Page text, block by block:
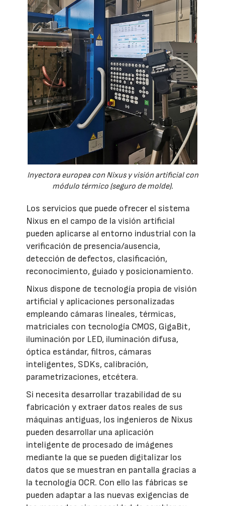
Inyectora europea con Nixus y visión artificial con
módulo térmico (seguro de molde).
Los servicios que puede ofrecer el sistema
Nixus en el campo de la visión artificial
pueden aplicarse al entorno industrial con la
verificación de presencia/ausencia,
detección de defectos, clasificación,
reconocimiento, guiado y posicionamiento.
Nixus dispone de tecnología propia de visión
artificial y aplicaciones personalizadas
empleando cámaras lineales, térmicas,
matriciales con tecnología CMOS, GigaBit,
iluminación por LED, iluminación difusa,
óptica estándar, filtros, cámaras
inteligentes, SDKs, calibración,
parametrizaciones, etcétera.
Si necesita desarrollar trazabilidad de su
fabricación y extraer datos reales de sus
máquinas antiguas, los ingenieros de Nixus
pueden desarrollar una aplicación
inteligente de procesado de imágenes
mediante la que se pueden digitalizar los
datos que se muestran en pantalla gracias a
la tecnología OCR. Con ello las fábricas se
pueden adaptar a las nuevas exigencias de